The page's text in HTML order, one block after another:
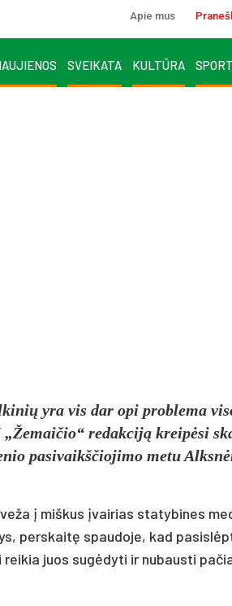
Apie mus
SVEIKATA KULTŪRA
yra vis dar opi problema
redakciją kreipėsi
pasivaikščiojimo metu
į miškus įvairias statybines
perskaitę spaudoje, kad
juos sugėdyti ir nubausti